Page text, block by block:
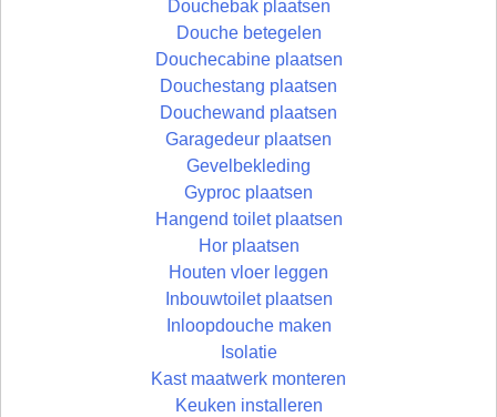
Douchebak plaatsen
Douche betegelen
Douchecabine plaatsen
Douchestang plaatsen
Douchewand plaatsen
Garagedeur plaatsen
Gevelbekleding
Gyproc plaatsen
Hangend toilet plaatsen
Hor plaatsen
Houten vloer leggen
Inbouwtoilet plaatsen
Inloopdouche maken
Isolatie
Kast maatwerk monteren
Keuken installeren